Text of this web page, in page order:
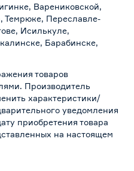
Варениковской,
Темрюке, Переславле-
Исилькуле,
Барабинске,
товаров
Производитель
характеристики/
уведомления
приобретения товара
на настоящем